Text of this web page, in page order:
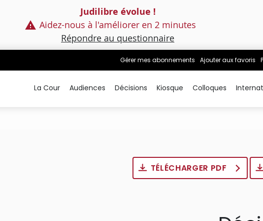
Judilibre évolue !
Aidez-nous à l'améliorer en 2 minutes
Répondre au questionnaire
Gérer mes abonnements Ajouter aux favoris
La Cour Audiences Décisions Kiosque Colloques
TÉLÉCHARGER PDF